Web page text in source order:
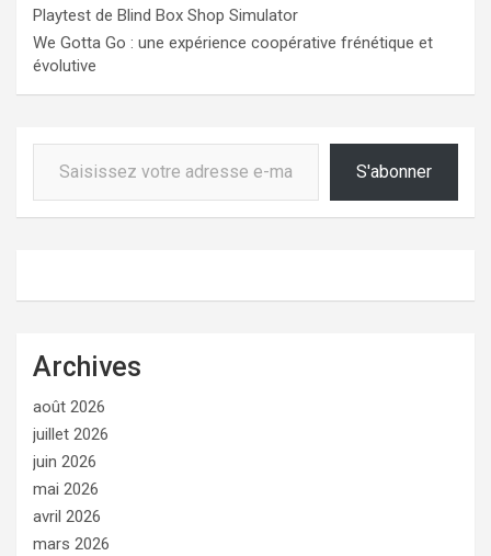
Playtest de Blind Box Shop Simulator
We Gotta Go : une expérience coopérative frénétique et
évolutive
Saisissez votre adresse e-mail…
S'abonner
Archives
août 2026
juillet 2026
juin 2026
mai 2026
avril 2026
mars 2026